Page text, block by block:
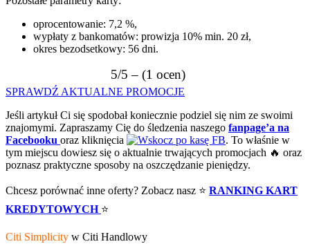
oprocentowanie: 7,2 %,
wypłaty z bankomatów: prowizja 10% min. 20 zł,
okres bezodsetkowy: 56 dni.
5/5 – (1 ocen)
SPRAWDŹ AKTUALNE PROMOCJE
Jeśli artykuł Ci się spodobał koniecznie podziel się nim ze swoimi
znajomymi. Zapraszamy Cię do śledzenia naszego fanpage’a na
Facebooku oraz kliknięcia
. To właśnie w
tym miejscu dowiesz się o aktualnie trwających promocjach 🔥 oraz
poznasz praktyczne sposoby na oszczędzanie pieniędzy.
Chcesz porównać inne oferty? Zobacz nasz ⭐ RANKING KART
KREDYTOWYCH ⭐
Citi Simplicity w Citi Handlowy